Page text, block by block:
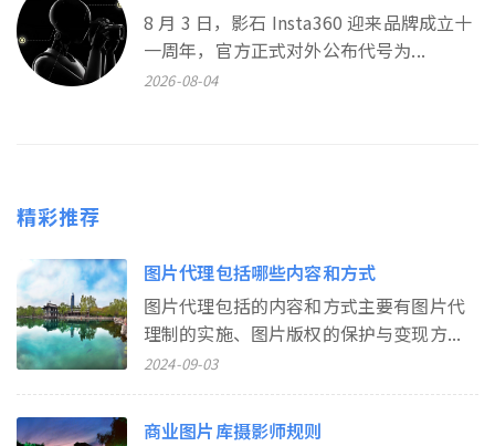
8 月 3 日，影石 Insta360 迎来品牌成立十
一周年，官方正式对外公布代号为...
2026-08-04
精彩推荐
图片代理包括哪些内容和方式
图片代理包括的内容和方式主要有图片代
理制的实施、图片版权的保护与变现方...
2024-09-03
商业图片库摄影师规则